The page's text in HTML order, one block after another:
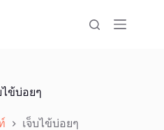
ไข้บ่อยๆ
เจ็บไข้บ่อยๆ